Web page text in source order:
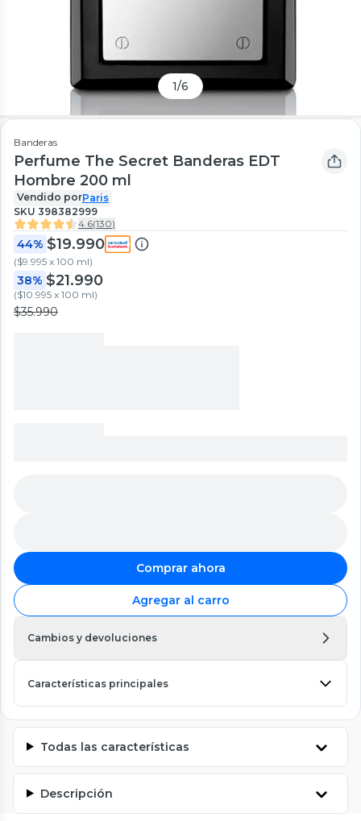
1/6
Banderas
Perfume The Secret Banderas EDT
Hombre 200 ml
Vendido porParis
SKU 398382999
4.6(130)
44% $19.990
($9.995 x 100 ml)
38% $21.990
($10.995 x 100 ml)
$35.990
Comprar ahora
Agregar al carro
Cambios y devoluciones
Características principales
Todas las características
Descripción